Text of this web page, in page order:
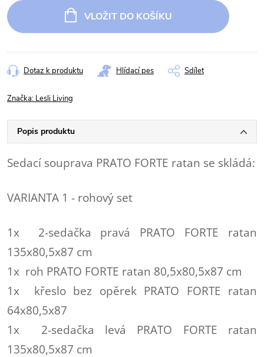
cena:
VLOŽIT DO KOŠÍKU
Dotaz k produktu Hlídací pes Sdílet
Značka: Lesli Living
Popis produktu
Sedací souprava PRATO FORTE ratan se skládá:
VARIANTA 1 - rohový set
1x 2-sedačka pravá PRATO FORTE ratan
135x80,5x87 cm
1x roh PRATO FORTE ratan 80,5x80,5x87 cm
1x křeslo bez opěrek PRATO FORTE ratan
64x80,5x87
1x 2-sedačka levá PRATO FORTE ratan
135x80,5x87 cm